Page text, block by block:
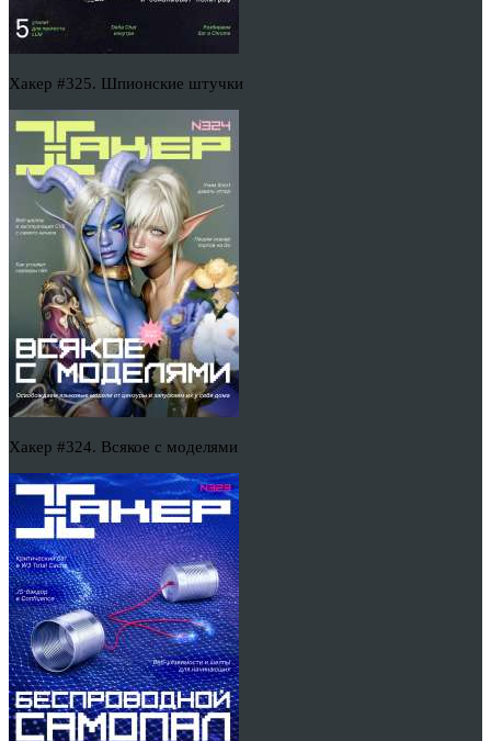
Хакер #325. Шпионские штучки
Хакер #324. Всякое с моделями